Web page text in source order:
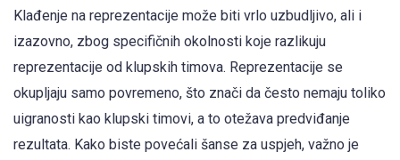
Klađenje na reprezentacije može biti vrlo uzbudljivo, ali i
izazovno, zbog specifičnih okolnosti koje razlikuju
reprezentacije od klupskih timova. Reprezentacije se
okupljaju samo povremeno, što znači da često nemaju toliko
uigranosti kao klupski timovi, a to otežava predviđanje
rezultata. Kako biste povećali šanse za uspjeh, važno je